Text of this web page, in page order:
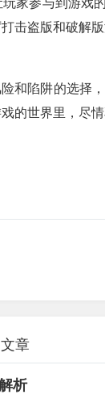
家参与到游戏
击盗版和破解
和陷阱的选择
的世界里，尽
章
析